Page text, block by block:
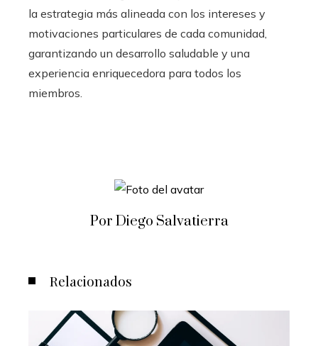
la estrategia más alineada con los intereses y
motivaciones particulares de cada comunidad,
garantizando un desarrollo saludable y una
experiencia enriquecedora para todos los
miembros.
Por Diego Salvatierra
Relacionados